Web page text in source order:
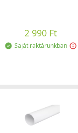
2 990 Ft
Saját raktárunkban